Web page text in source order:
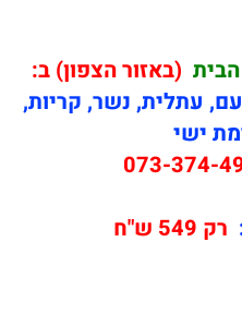
(באזור הצפון) ב:
עתלית, נשר, קריות,
ישי
073-374-
רק 549 ש"ח